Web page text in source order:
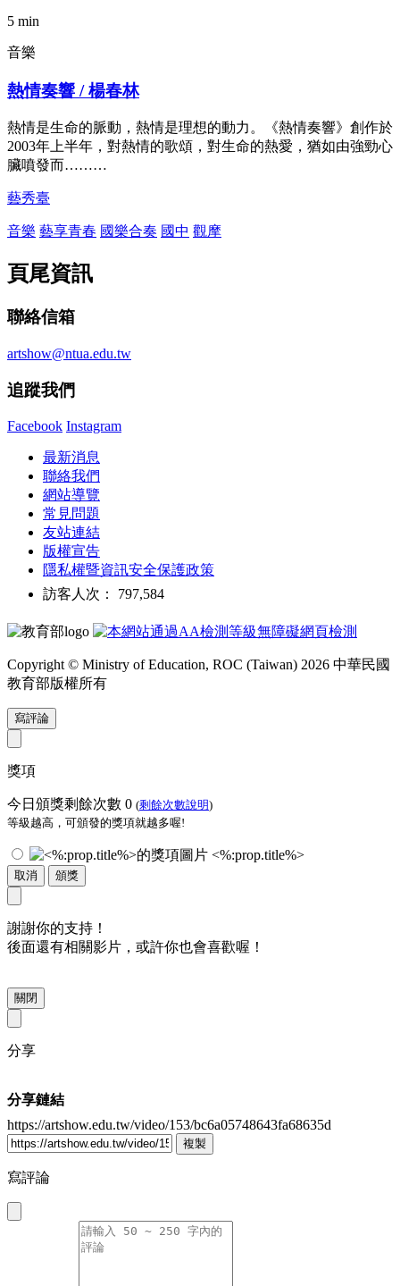
5 min
音樂
熱情奏響 / 楊春林
熱情是生命的脈動，熱情是理想的動力。《熱情奏響》創作於
2003年上半年，對熱情的歌頌，對生命的熱愛，猶如由強勁心
臟噴發而………
藝秀臺
音樂 藝享青春 國樂合奏 國中 觀摩
頁尾資訊
聯絡信箱
artshow@ntua.edu.tw
追蹤我們
Facebook Instagram
最新消息
聯絡我們
網站導覽
常見問題
友站連結
版權宣告
隱私權暨資訊安全保護政策
訪客人次： 797,584
Copyright © Ministry of Education, ROC (Taiwan) 2026 中華民國
教育部版權所有
寫評論
獎項
今日頒獎剩餘次數 0 (剩餘次數說明)
等級越高，可頒發的獎項就越多喔!
<%:prop.title%>
取消 頒獎
謝謝你的支持！
後面還有相關影片，或許你也會喜歡喔！
關閉
分享
分享鏈結
https://artshow.edu.tw/video/153/bc6a05748643fa68635d
複製
寫評論